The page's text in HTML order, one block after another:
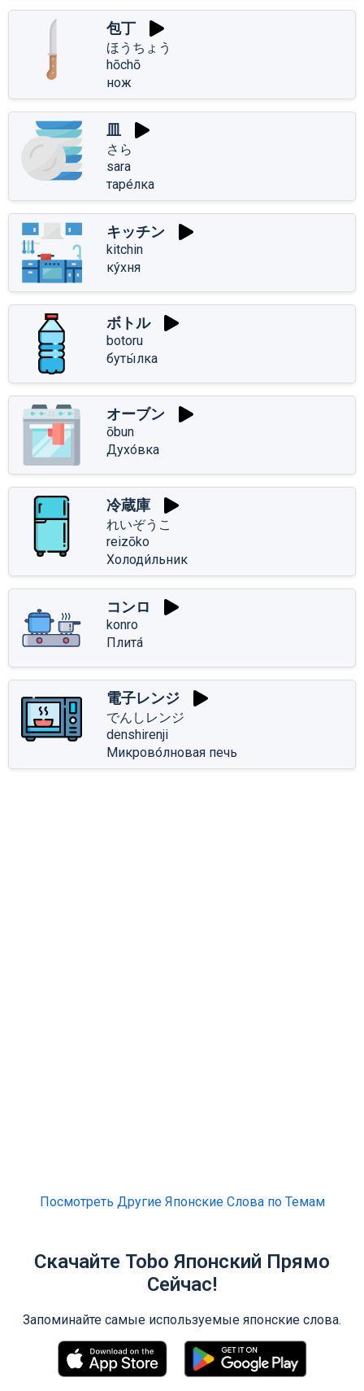
包丁
ほうちょう
hōchō
нож
皿
さら
sara
таре́лка
キッチン
kitchin
ку́хня
ボトル
botoru
буты́лка
オーブン
ōbun
Духо́вка
冷蔵庫
れいぞうこ
reizōko
Холоди́льник
コンロ
konro
Плита́
電子レンジ
でんしレンジ
denshirenji
Микрово́лновая печь
Посмотреть Другие Японские Слова по Темам
Скачайте Tobo Японский Прямо
Сейчас!
Запоминайте самые используемые японские слова.